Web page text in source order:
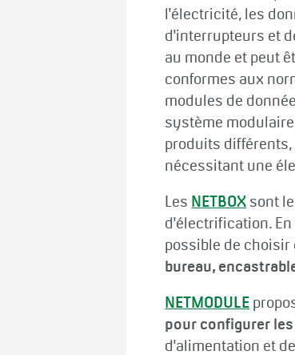
l'électricité, les
d'interrupteurs et
au monde et peut
conformes aux
modules de
système
produits
nécessitant une
Les NETBOX sont
d'électrification.
possible de choisir
bureau,
NETMODULE
pour configurer les
d'alimentation et